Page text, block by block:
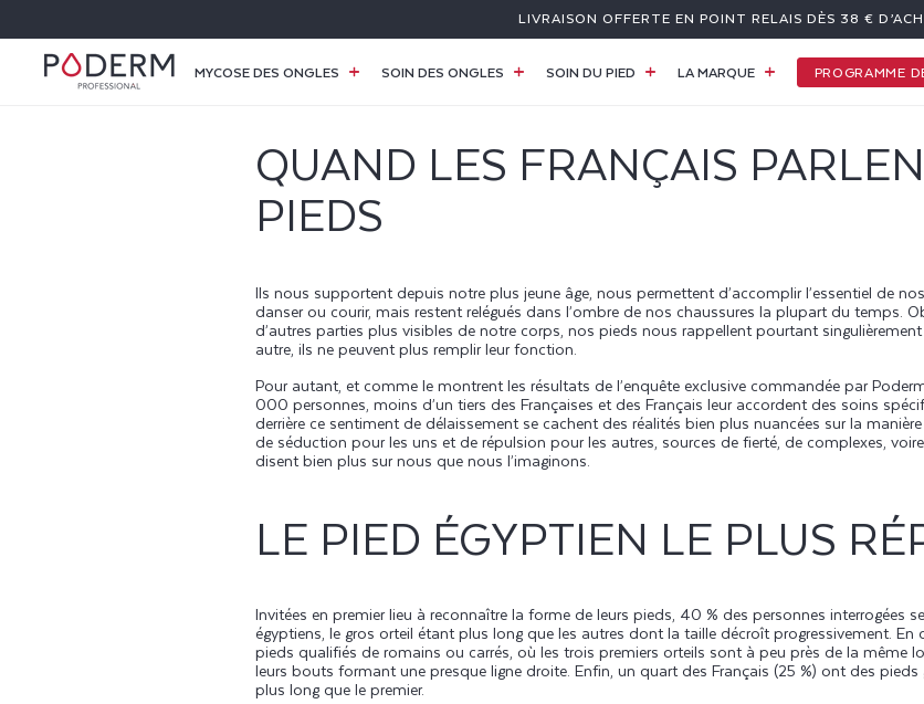
AU
CONTENU
LIVRAISON OFFERTE EN POINT RELAIS DÈS 38 €
MYCOSE DES ONGLES SOIN DES ONGLES SOIN DU PIED LA MARQUE PROGRAMME
QUAND LES FRANÇAIS
PIEDS
Ils nous supportent depuis notre plus jeune âge, nous permettent d’accomplir l’essentiel de
danser ou courir, mais restent relégués dans l’ombre de nos chaussures la plupart du temps.
d’autres parties plus visibles de notre corps, nos pieds nous rappellent pourtant
autre, ils ne peuvent plus remplir leur fonction.
Pour autant, et comme le montrent les résultats de l’enquête exclusive commandée par
000 personnes, moins d’un tiers des Françaises et des Français leur accordent des soins
derrière ce sentiment de délaissement se cachent des réalités bien plus nuancées sur la
de séduction pour les uns et de répulsion pour les autres, sources de fierté, de complexes,
disent bien plus sur nous que nous l’imaginons.
LE PIED ÉGYPTIEN LE PLUS
Invitées en premier lieu à reconnaître la forme de leurs pieds, 40 % des personnes interrogées
égyptiens, le gros orteil étant plus long que les autres dont la taille décroît progressivement.
pieds qualifiés de romains ou carrés, où les trois premiers orteils sont à peu près de la même
leurs bouts formant une presque ligne droite. Enfin, un quart des Français (25 %) ont des pieds
plus long que le premier.